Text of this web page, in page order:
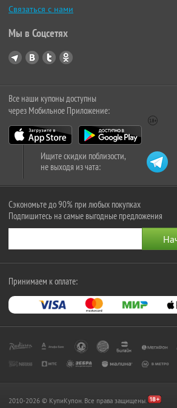
Связаться с нами
Мы в Соцсетях
Все наши купоны доступны
через Мобильное Приложение:
Ищите скидки поблизости,
не выходя из чата:
Сэкономьте до 90% при любых покупках
Подпишитесь на самые выгодные предложения
Принимаем к оплате:
2010-2026 © КупиКупон. Все права защищены.